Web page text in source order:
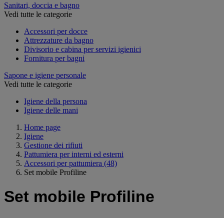
Sanitari, doccia e bagno
Vedi tutte le categorie
Accessori per docce
Attrezzature da bagno
Divisorio e cabina per servizi igienici
Fornitura per bagni
Sapone e igiene personale
Vedi tutte le categorie
Igiene della persona
Igiene delle mani
Home page
Igiene
Gestione dei rifiuti
Pattumiera per interni ed esterni
Accessori per pattumiera (48)
Set mobile Profiline
Set mobile Profiline